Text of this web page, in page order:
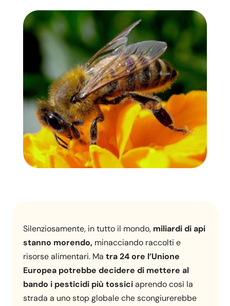
Silenziosamente, in tutto il mondo, miliardi di api
stanno morendo, minacciando raccolti e
risorse alimentari. Matra 24 ore l’Unione
Europea potrebbe decidere di mettere al
bando i pesticidi più tossiciaprendo così la
strada a uno stop globale che scongiurerebbe